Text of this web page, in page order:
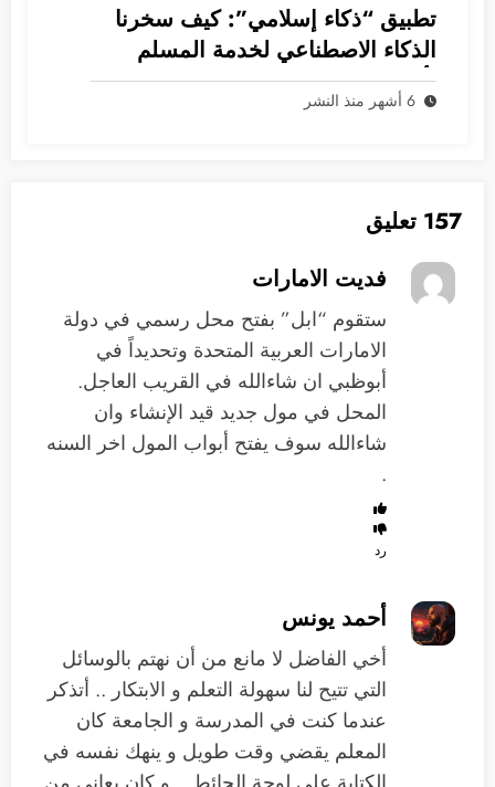
تطبيق “ذكاء إسلامي”: كيف سخرنا
الذكاء الاصطناعي لخدمة المسلم
بأمان؟
6 أشهر منذ النشر
157 تعليق
فديت الامارات
ستقوم “ابل” بفتح محل رسمي في دولة
الامارات العربية المتحدة وتحديداً في
أبوظبي ان شاءالله في القريب العاجل.
المحل في مول جديد قيد الإنشاء وان
شاءالله سوف يفتح أبواب المول اخر السنه
.
رد
أحمد يونس
أخي الفاضل لا مانع من أن نهتم بالوسائل
التي تتيح لنا سهولة التعلم و الابتكار .. أتذكر
عندما كنت في المدرسة و الجامعة كان
المعلم يقضي وقت طويل و ينهك نفسه في